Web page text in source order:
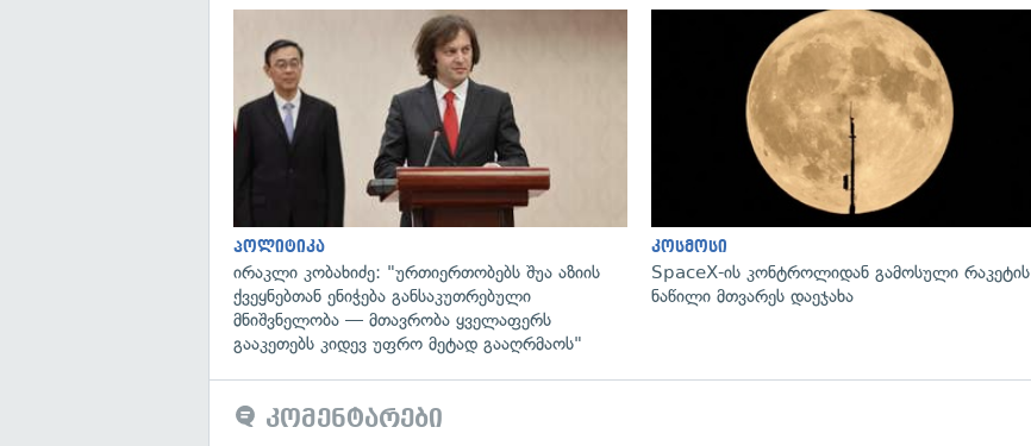
პოლიტიკა
ირაკლი კობახიძე: "ურთიერთობებს შუა აზიის
ქვეყნებთან ენიჭება განსაკუთრებული
მნიშვნელობა — მთავრობა ყველაფერს
გააკეთებს კიდევ უფრო მეტად გააღრმაოს"
კოსმოსი
SpaceX-ის კონტროლიდან გამოსული რაკეტის
ნაწილი მთვარეს დაეჯახა
კომენტარები